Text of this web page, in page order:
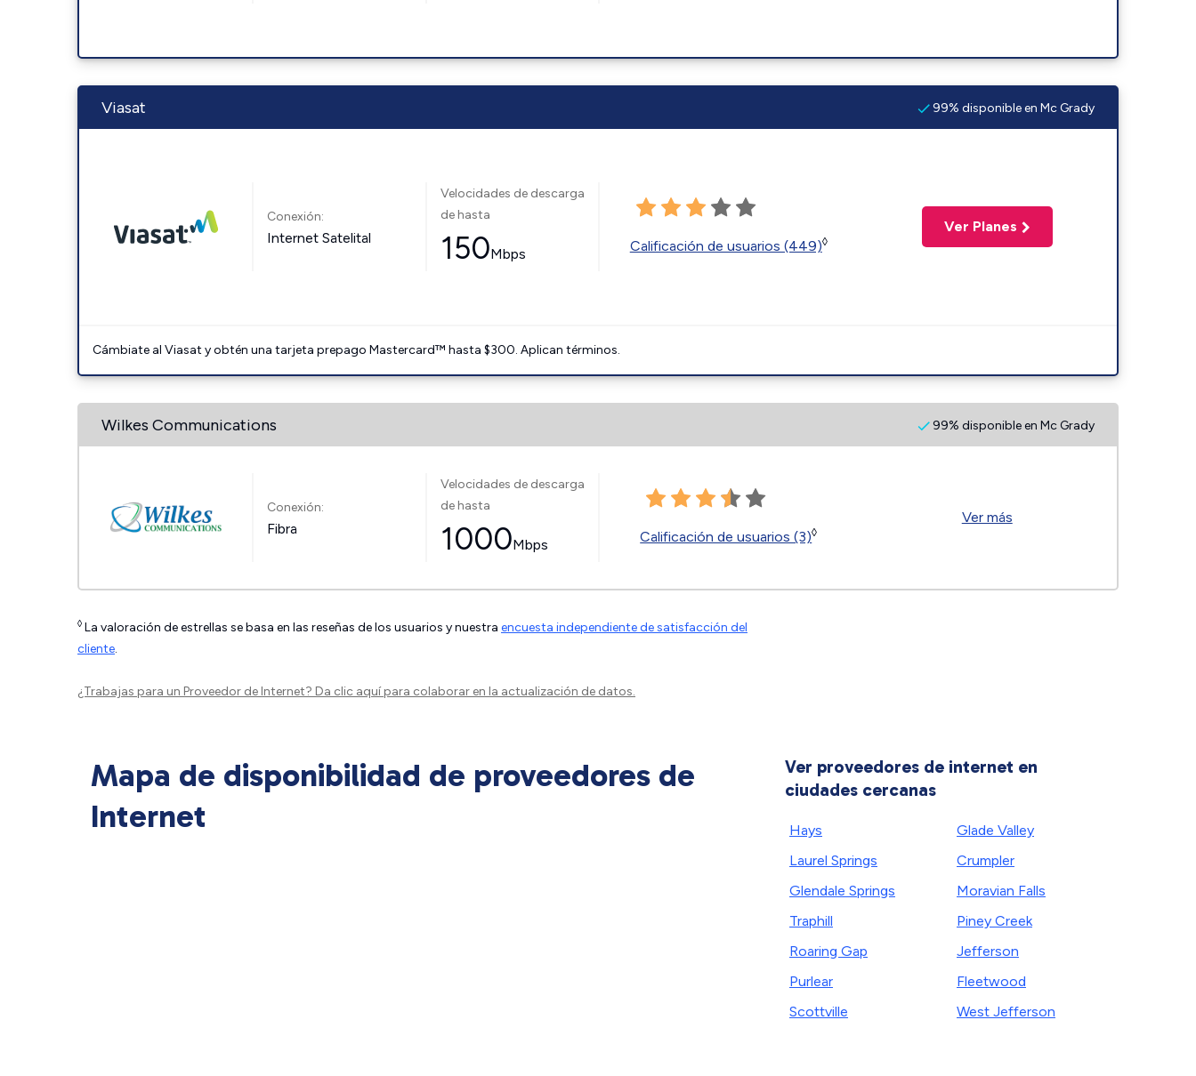
Viasat 99% disponible en Mc Grady
Conexión:
Internet Satelital
Velocidades de descarga
de hasta
150Mbps Calificación de usuarios (449)◊
Ver Planes
Cámbiate al Viasat y obtén una tarjeta prepago Mastercard™ hasta $300. Aplican términos.
Wilkes Communications 99% disponible en Mc Grady
Conexión:
Fibra
Velocidades de descarga
de hasta
1000Mbps Calificación de usuarios (3)◊
Ver más
◊ La valoración de estrellas se basa en las reseñas de los usuarios y nuestra encuesta independiente de satisfacción del
cliente.
¿Trabajas para un Proveedor de Internet? Da clic aquípara colaborar en la actualización de datos.
Mapa de disponibilidad de proveedores de
Internet
Ver proveedores de internet en
ciudades cercanas
Hays
Laurel Springs
Glendale Springs
Traphill
Roaring Gap
Purlear
Scottville
Glade Valley
Crumpler
Moravian Falls
Piney Creek
Jefferson
Fleetwood
West Jefferson